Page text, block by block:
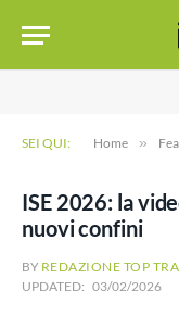
SEI QUI: Home »
ISE 2026: la
nuovi confini
BY REDAZIONE TOP
UPDATED: 03/02/2026